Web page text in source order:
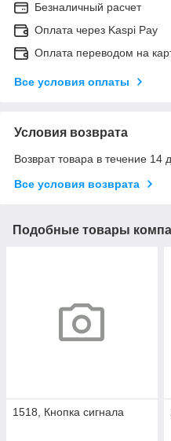
Безналичный расчет
Оплата через Kaspi Pay
Оплата переводом на
Все условия оплаты
Условия возврата
Возврат товара в течение 14
Все условия возврата
Подобные товары
1518, Кнопка сигнала